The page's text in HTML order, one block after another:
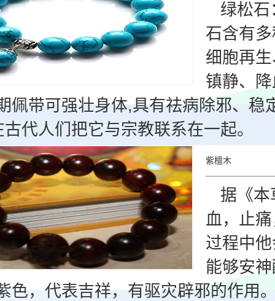
绿松石
石含有
细胞再
镇静、
佩带可强壮身体,具有祛病除邪、稳
代人们把它与宗教联系在一起。
紫檀木
据《本
血，止
过程中
能够安
色，代表吉祥，有驱灾辟邪的作用